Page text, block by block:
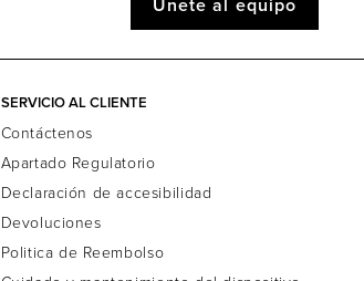
Únete al equipo
SERVICIO AL CLIENTE
Contáctenos
Apartado Regulatorio
Declaración de accesibilidad
Devoluciones
Politica de Reembolso